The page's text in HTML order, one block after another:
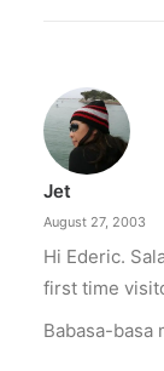
Jet
August 27, 2003
Hi Ederic.
first time
Babasa-basa